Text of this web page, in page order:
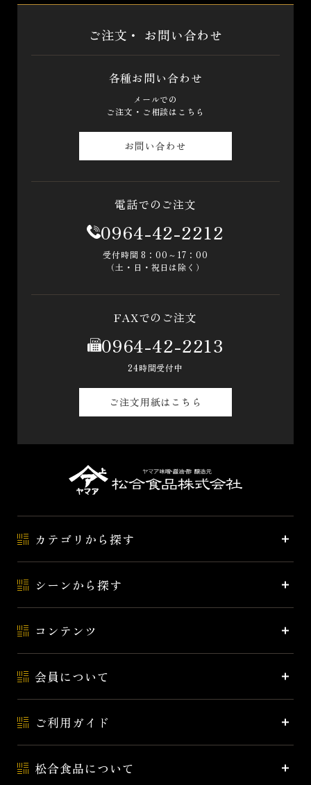
ご注文・ お問い合わせ
各種お問い合わせ
メールでの
ご注文・ご相談はこちら
お問い合わせ
電話でのご注文
0964-42-2212
受付時間 8：00～17：00
（土・日・祝日は除く）
FAXでのご注文
0964-42-2213
24時間受付中
ご注文用紙はこちら
カテゴリから探す
シーンから探す
コンテンツ
会員について
ご利用ガイド
松合食品について